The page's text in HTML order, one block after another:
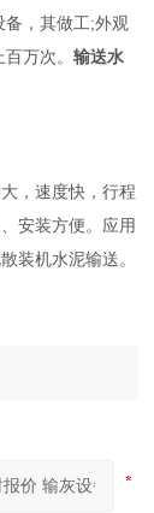
，其做工;外观
百万次。输送水
，速度快，行程
安装方便。应用
装机水泥输送。